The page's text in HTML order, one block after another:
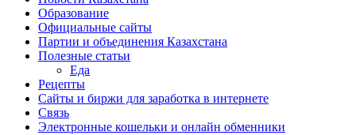
Образование
Официальные сайты
Партии и объединения Казахстана
Полезные статьи
Еда
Рецепты
Сайты и биржи для заработка в интернете
Связь
Электронные кошельки и онлайн обменники